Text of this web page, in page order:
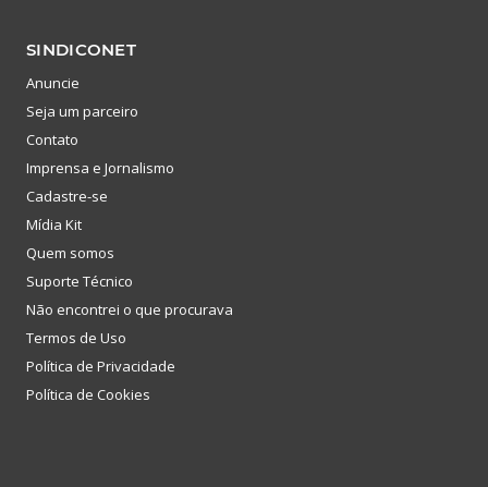
SINDICONET
Anuncie
Seja um parceiro
Contato
Imprensa e Jornalismo
Cadastre-se
Mídia Kit
Quem somos
Suporte Técnico
Não encontrei o que procurava
Termos de Uso
Política de Privacidade
Política de Cookies